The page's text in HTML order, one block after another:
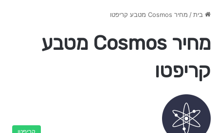
בית/ מחיר Cosmos מטבע קריפטו
מחיר Cosmos מטבע
קריפטו